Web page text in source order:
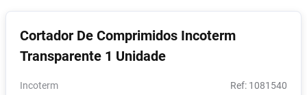
Cortador De Comprimidos Incoterm
Transparente 1 Unidade
Incoterm : 1081540
9º Pampers Confort Sec